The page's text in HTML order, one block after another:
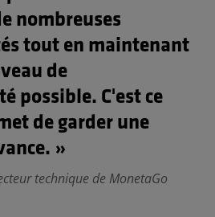
nombreuses
tout en maintenant
de
possible. C'est ce
de garder une
»
technique de MonetaGo